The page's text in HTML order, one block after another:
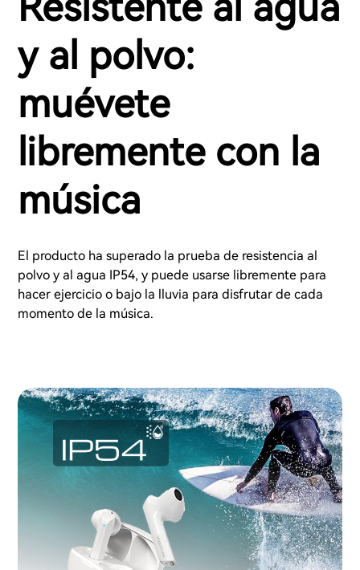
y al polvo:
muévete
libremente con la
música
El producto ha superado la prueba de resistencia al
polvo y al agua IP54, y puede usarse libremente para
hacer ejercicio o bajo la lluvia para disfrutar de cada
momento de la música.